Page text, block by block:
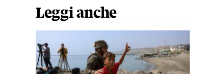
Leggi anche